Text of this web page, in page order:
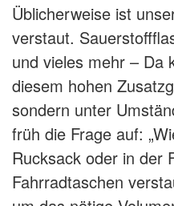
Üblicherweise ist
verstaut.
und vieles mehr – Da
diesem hohen
sondern unter
früh die Frage auf:
Rucksack oder in der
Fahrradtaschen